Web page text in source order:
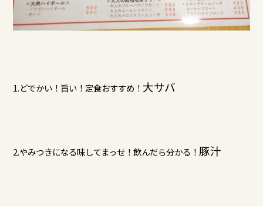
1.どでかい！旨い！定食おすすめ！ 大サバ
2.やみつきになる味してまっせ！飲んだら分かる！豚汁